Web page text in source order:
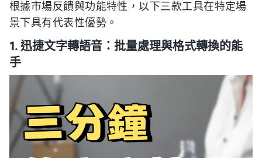
根據市場反饋與功能特性，以下三款工具在特定場
景下具有代表性優勢。
1. 迅捷文字轉語音：批量處理與格式轉換的能
手